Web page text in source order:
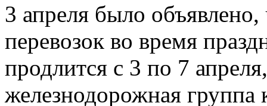
3 апреля было
перевозок во время
продлится с 3 по 7
железнодорожная